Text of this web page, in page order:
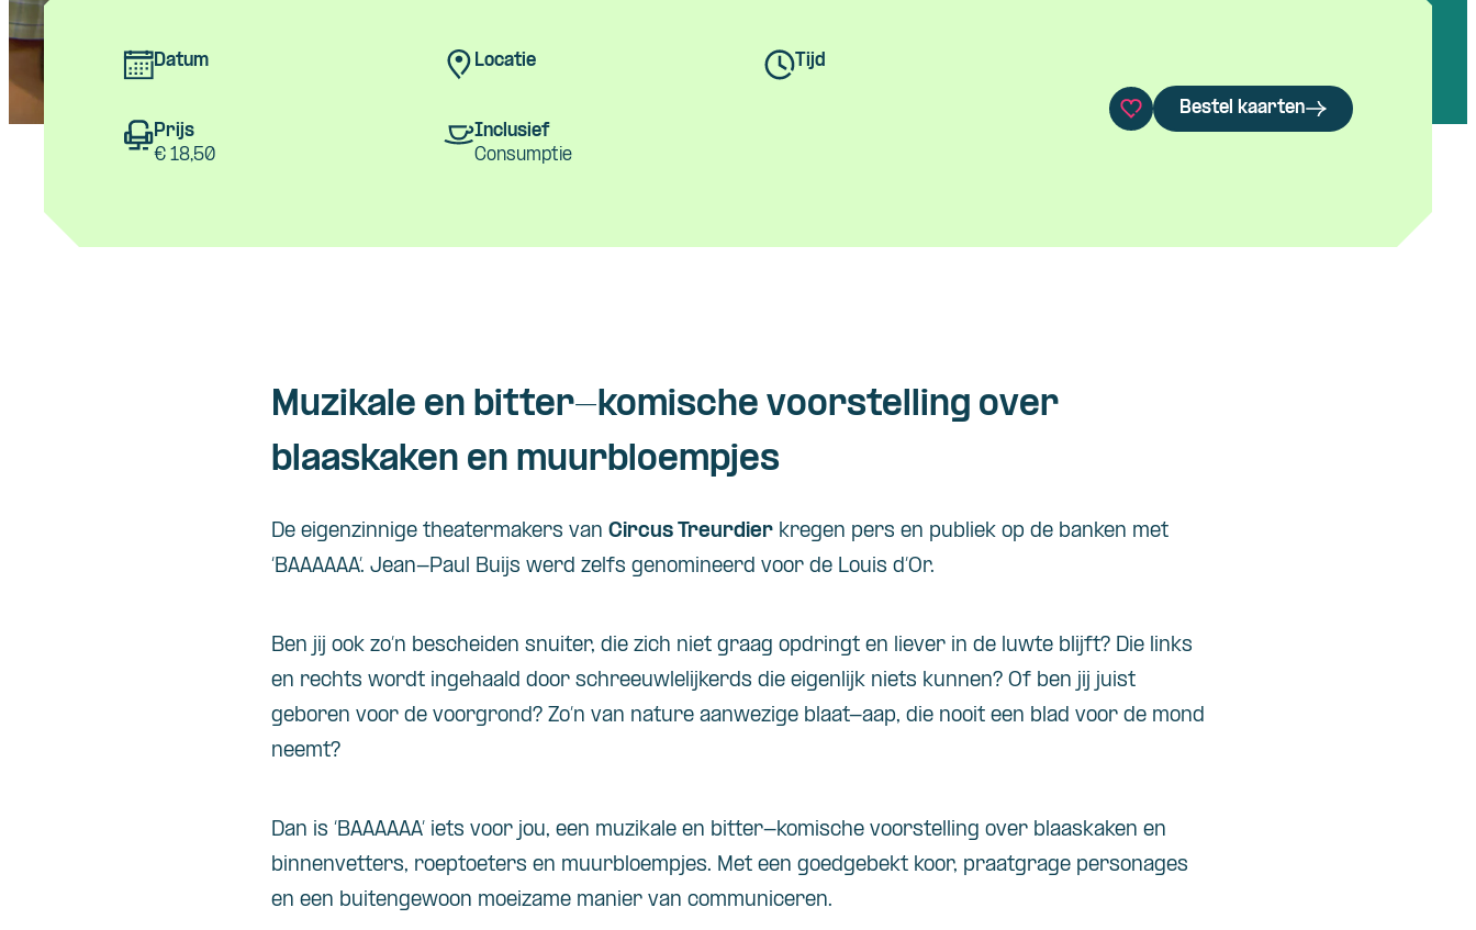
Datum Locatie Tijd
Prijs
€ 18,50
Inclusief
Consumptie
Bestel kaarten
Muzikale en bitter-komische voorstelling over
blaaskaken en muurbloempjes
De eigenzinnige theatermakers van Circus Treurdier kregen pers en publiek op de banken met
‘BAAAAAA’. Jean-Paul Buijs werd zelfs genomineerd voor de Louis d’Or.
Ben jij ook zo’n bescheiden snuiter, die zich niet graag opdringt en liever in de luwte blijft? Die links
en rechts wordt ingehaald door schreeuwlelijkerds die eigenlijk niets kunnen? Of ben jij juist
geboren voor de voorgrond? Zo’n van nature aanwezige blaat-aap, die nooit een blad voor de mond
neemt?
Dan is ‘BAAAAAA’ iets voor jou, een muzikale en bitter-komische voorstelling over blaaskaken en
binnenvetters, roeptoeters en muurbloempjes. Met een goedgebekt koor, praatgrage personages
en een buitengewoon moeizame manier van communiceren.